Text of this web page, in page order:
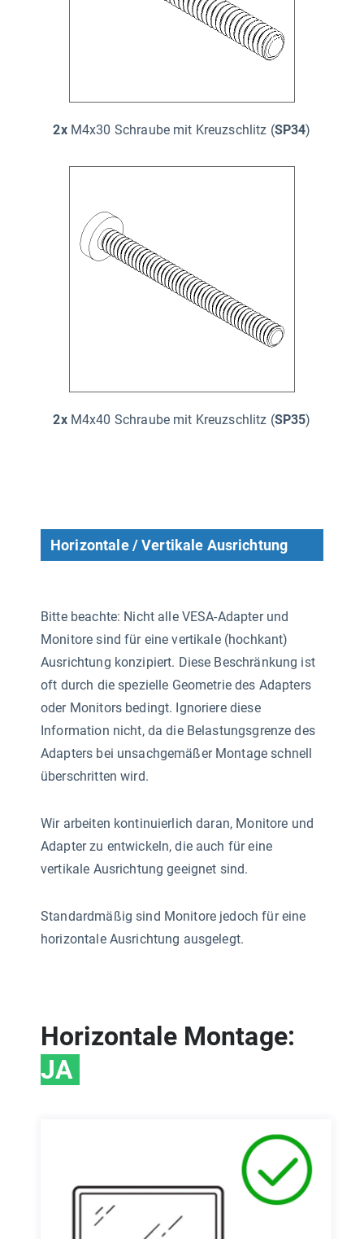
2xM4x30 Schraube mit Kreuzschlitz (SP34)
2xM4x40 Schraube mit Kreuzschlitz (SP35)
Horizontale / Vertikale Ausrichtung
Bitte beachte: Nicht alle VESA-Adapter und
Monitore sind für eine vertikale (hochkant)
Ausrichtung konzipiert. Diese Beschränkung ist
oft durch die spezielle Geometrie des Adapters
oder Monitors bedingt. Ignoriere diese
Information nicht, da die Belastungsgrenze des
Adapters bei unsachgemäßer Montage schnell
überschritten wird.
Wir arbeiten kontinuierlich daran, Monitore und
Adapter zu entwickeln, die auch für eine
vertikale Ausrichtung geeignet sind.
Standardmäßig sind Monitore jedoch für eine
horizontale Ausrichtung ausgelegt.
Horizontale Montage:
JA